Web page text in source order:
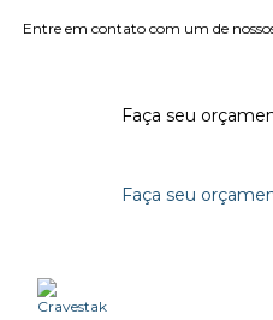
Entre em contato com um de
Faça seu
Faça seu